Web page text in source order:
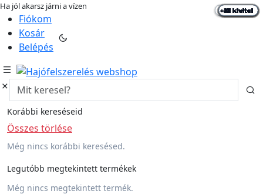
Ha jól akarsz járni a vízen
hajo-felszereles.hu
Fiókom
Kosár
Belépés
Korábbi kereséseid
Összes törlése
Még nincs korábbi keresésed.
Legutóbb megtekintett termékek
Még nincs megtekintett termék.
+2 kivitel
+2 kivitel
+2 kivitel
+2 kivitel
+2 kivitel
+19 kivitel
+2 kivitel
+3 kivitel
+3 kivitel
+7 kivitel
+2 kivitel
+2 kivitel
+7 kivitel
+28 kivitel
+6 kivitel
+1 kivitel
+8 kivitel
+3 kivitel
+5 kivitel
+3 kivitel
+3 kivitel
+3 kivitel
+28 kivitel
+25 kivitel
+2 kivitel
+7 kivitel
+1 kivitel
+15 kivitel
+1 kivitel
+2 kivitel
+4 kivitel
+5 kivitel
+1 kivitel